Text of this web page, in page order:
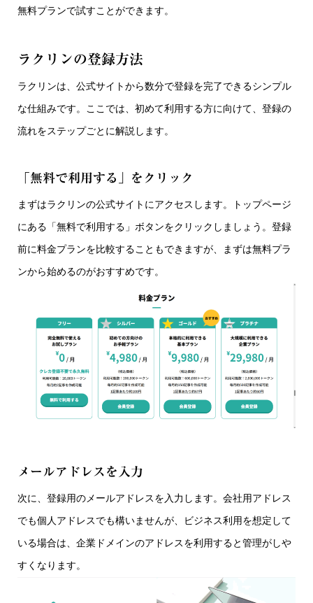
無料プランで試すことができます。
ラクリンの登録方法
ラクリンは、公式サイトから数分で登録を完了できるシンプル
な仕組みです。ここでは、初めて利用する方に向けて、登録の
流れをステップごとに解説します。
「無料で利用する」をクリック
まずはラクリンの公式サイトにアクセスします。トップページ
にある「無料で利用する」ボタンをクリックしましょう。登録
前に料金プランを比較することもできますが、まずは無料プラ
ンから始めるのがおすすめです。
メールアドレスを入力
次に、登録用のメールアドレスを入力します。会社用アドレス
でも個人アドレスでも構いませんが、ビジネス利用を想定して
いる場合は、企業ドメインのアドレスを利用すると管理がしや
すくなります。